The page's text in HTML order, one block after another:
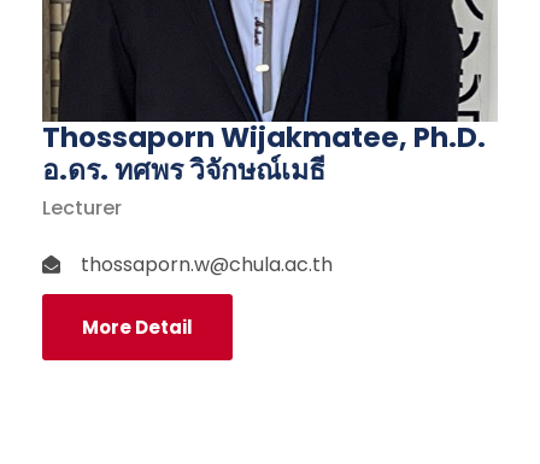
Thossaporn Wijakmatee, Ph.D.
อ.ดร. ทศพร วิจักษณ์เมธี
Lecturer
thossaporn.w@chula.ac.th
More Detail